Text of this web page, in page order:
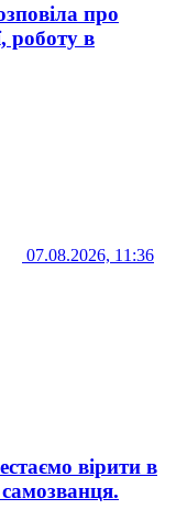
про
роботу в
07.08.2026, 11:36
вірити в